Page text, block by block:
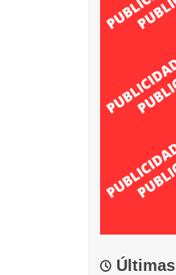
Últimas